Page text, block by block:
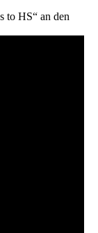
to HS“ an den